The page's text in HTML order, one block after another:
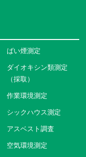
ばい煙測定
ダイオキシン類測定
（採取）
作業環境測定
シックハウス測定
アスベスト調査
空気環境測定